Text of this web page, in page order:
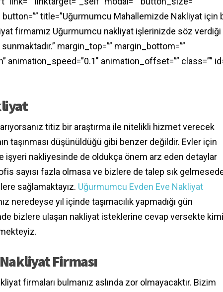
button=”” title=”Uğurmumcu Mahallemizde Nakliyat için
firmamız Uğurmumcu nakliyat işlerinizde söz verdiği
sunmaktadır.” margin_top=”” margin_bottom=””
animation_offset=”” class=””
titiz bir araştırma ile nitelikli hizmet verecek
taşınması düşünüldüğü gibi benzer değildir. Evler için
işyeri nakliyesinde de oldukça önem arz eden detaylar
sayısı fazla olmasa ve bizlere de talep sık
sağlamaktayız. Uğurmumcu Evden Eve Nakliyat
yıl içinde taşımacılık yapmadığı gün
bizlere ulaşan nakliyat isteklerine cevap versekte kimi
Firması
firmaları bulmanız aslında zor olmayacaktır. Bizim